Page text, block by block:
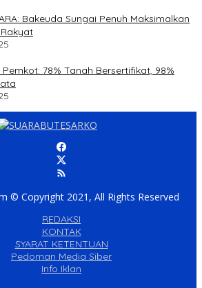
Bakeuda Sungai Penuh Maksimalkan
78% Tanah Bersertifikat, 98%
© Copyright 2021, All Rights Reserved
REDAKSI
KONTAK
SYARAT KETENTUAN
Pedoman Media Siber
Info Iklan